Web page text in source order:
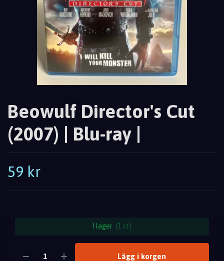
Beowulf Director's Cut
(2007) | Blu-ray |
59 kr
I lager (1 st)
Lägg i korgen